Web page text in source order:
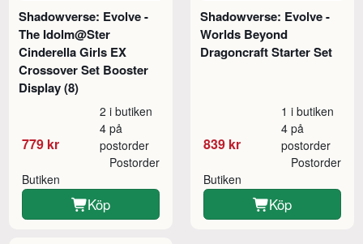
Shadowverse: Evolve -
The Idolm@Ster
Cinderella Girls EX
Crossover Set Booster
Display (8)
779 kr
2 i butiken
4 på
postorder
Butiken
Postorder
Köp
Shadowverse: Evolve -
Worlds Beyond
Dragoncraft Starter Set
839 kr
1 i butiken
4 på
postorder
Butiken
Postorder
Köp